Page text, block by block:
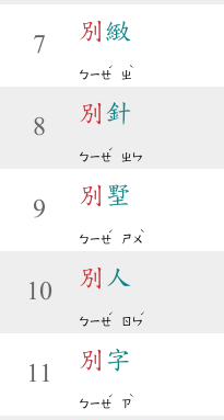
7
別緻
ㄅㄧㄝ
ˊ
ㄓ
ˋ
8
別針
ㄅㄧㄝ
ˊ
ㄓㄣ
9
別 墅
ㄅㄧㄝ
ˊ
ㄕㄨ
ˋ
10
別 人
ㄅㄧㄝ
ˊ
ㄖㄣ
ˊ
11
別 字
ㄅㄧㄝ
ˊ
ㄗ
ˋ